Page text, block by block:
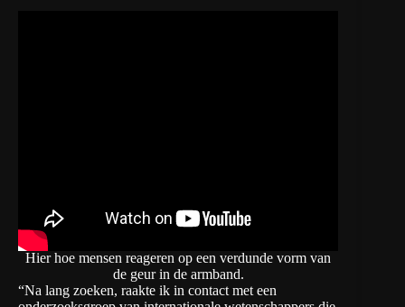
Hier hoe mensen reageren op een verdunde vorm van
de geur in de armband.
“Na lang zoeken, raakte ik in contact met een